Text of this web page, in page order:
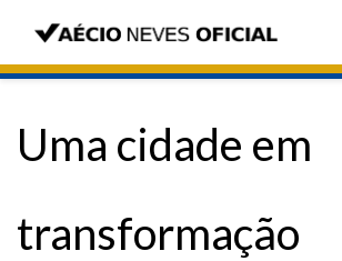
Uma cidade em
transformação